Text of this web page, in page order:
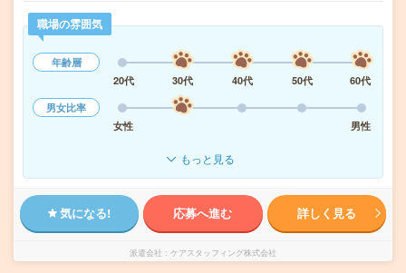
職場の雰囲気
年齢層
20代
30代 40代 50代
60代
男女比率
女性
男性
もっと見る
気になる! 応募へ進む 詳しく見る
派遣会社 ケアスタッフィング株式会社